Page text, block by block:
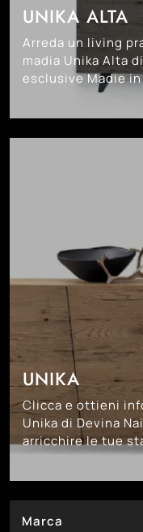
Marca
UNIKA ALTA
Arreda un living
madia Unika Alta
esclusive Madie
UNIKA
Clicca e ottieni
Unika di Devina
arricchire le tue